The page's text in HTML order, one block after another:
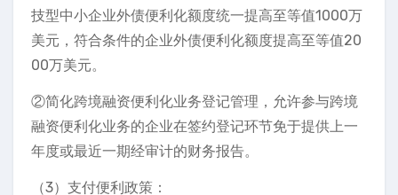
技型中小企业外债便利化额度统一提高至等值1000万
美元，符合条件的企业外债便利化额度提高至等值20
00万美元。
②简化跨境融资便利化业务登记管理，允许参与跨境
融资便利化业务的企业在签约登记环节免于提供上一
年度或最近一期经审计的财务报告。
（3）支付便利政策：